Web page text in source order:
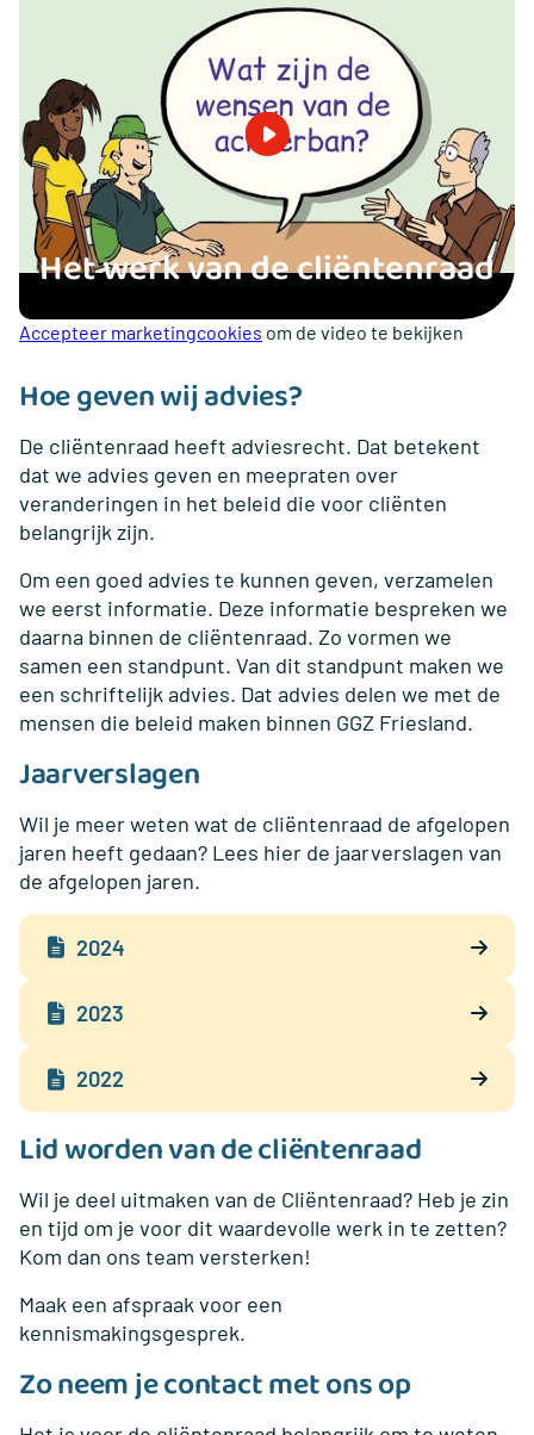
Het werk van de cliëntenraad
Accepteer marketingcookies om de video te bekijken
Hoe geven wij advies?
De cliëntenraad heeft adviesrecht. Dat betekent
dat we advies geven en meepraten over
veranderingen in het beleid die voor cliënten
belangrijk zijn.
Om een goed advies te kunnen geven, verzamelen
we eerst informatie. Deze informatie bespreken we
daarna binnen de cliëntenraad. Zo vormen we
samen een standpunt. Van dit standpunt maken we
een schriftelijk advies. Dat advies delen we met de
mensen die beleid maken binnen GGZ Friesland.
Jaarverslagen
Wil je meer weten wat de cliëntenraad de afgelopen
jaren heeft gedaan? Lees hier de jaarverslagen van
de afgelopen jaren.
2024
2023
2022
Lid worden van de cliëntenraad
Wil je deel uitmaken van de Cliëntenraad? Heb je zin
en tijd om je voor dit waardevolle werk in te zetten?
Kom dan ons team versterken!
Maak een afspraak voor een
kennismakingsgesprek.
Zo neem je contact met ons op